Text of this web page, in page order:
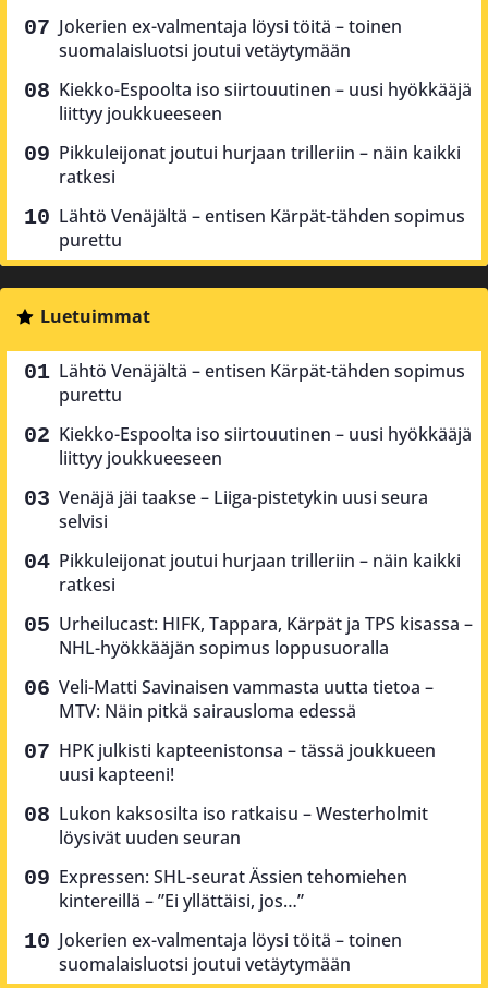
Jokerien ex-valmentaja löysi töitä – toinen
suomalaisluotsi joutui vetäytymään
Kiekko-Espoolta iso siirtouutinen – uusi hyökkääjä
liittyy joukkueeseen
Pikkuleijonat joutui hurjaan trilleriin – näin kaikki
ratkesi
Lähtö Venäjältä – entisen Kärpät-tähden sopimus
purettu
Luetuimmat
Lähtö Venäjältä – entisen Kärpät-tähden sopimus
purettu
Kiekko-Espoolta iso siirtouutinen – uusi hyökkääjä
liittyy joukkueeseen
Venäjä jäi taakse – Liiga-pistetykin uusi seura
selvisi
Pikkuleijonat joutui hurjaan trilleriin – näin kaikki
ratkesi
Urheilucast: HIFK, Tappara, Kärpät ja TPS kisassa –
NHL-hyökkääjän sopimus loppusuoralla
Veli-Matti Savinaisen vammasta uutta tietoa –
MTV: Näin pitkä sairausloma edessä
HPK julkisti kapteenistonsa – tässä joukkueen
uusi kapteeni!
Lukon kaksosilta iso ratkaisu – Westerholmit
löysivät uuden seuran
Expressen: SHL-seurat Ässien tehomiehen
kintereillä – ”Ei yllättäisi, jos…”
Jokerien ex-valmentaja löysi töitä – toinen
suomalaisluotsi joutui vetäytymään